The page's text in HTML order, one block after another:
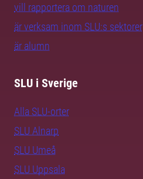
vill rapportera om naturen
är verksam inom SLU:s sektorer
är alumn
SLU i Sverige
Alla SLU-orter
SLU Alnarp
SLU Umeå
SLU Uppsala